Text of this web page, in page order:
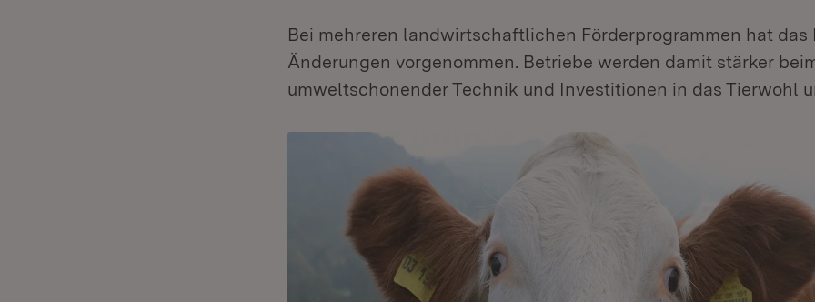
Bei mehreren landwirtschaftlichen Förderprogrammen hat das
Änderungen vorgenommen. Betriebe werden damit stärker
umweltschonender Technik und Investitionen in das Tierwohl